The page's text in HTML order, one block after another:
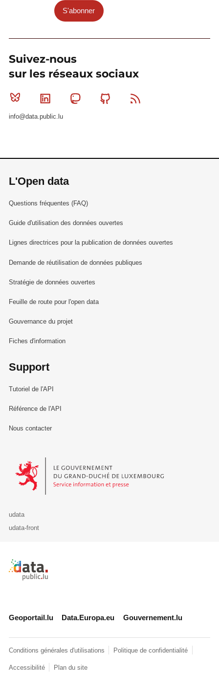
S'abonner
Suivez-nous
sur les réseaux sociaux
Bluesky Linkedin MastodonGithub
info@data.public.lu
L'Open data
Questions fréquentes (FAQ)
Guide d'utilisation des données ouvertes
Lignes directrices pour la publication de données ouvertes
Demande de réutilisation de données publiques
Stratégie de données ouvertes
Feuille de route pour l'open data
Gouvernance du projet
Fiches d'information
Support
Tutoriel de l'API
Référence de l'API
Nous contacter
Le Gouvernement du Grand-Duché de Luxembourg - Service
udata
udata-front
Retour à l'accueil de data.public.lu
Geoportail.lu Data.Europa.eu Gouvernement.lu
Conditions générales d'utilisations Politique de confidentialité
Accessibilité Plan du site